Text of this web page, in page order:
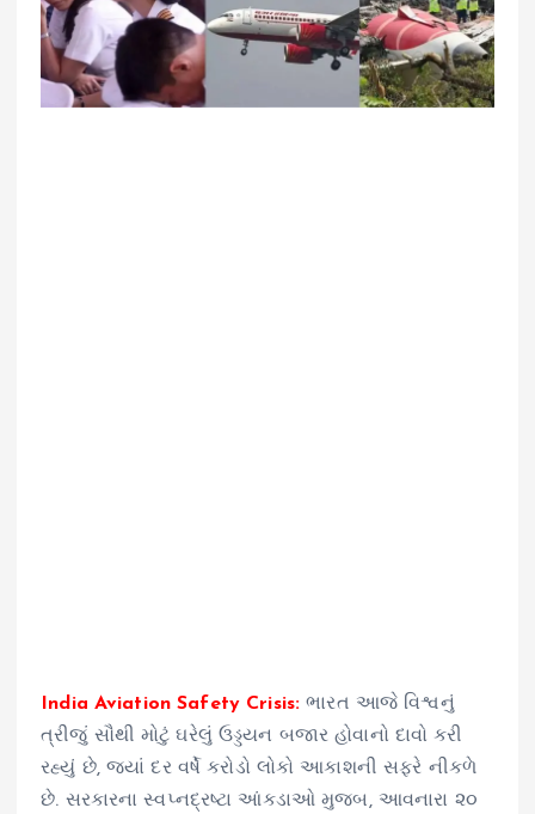
India Aviation Safety Crisis: ભારત આજે વિશ્વનું
ત્રીજું સૌથી મોટું ઘરેલું ઉડ્ડયન બજાર હોવાનો દાવો કરી
રહ્યું છે, જ્યાં દર વર્ષે કરોડો લોકો આકાશની સફરે નીકળે
છે. સરકારના સ્વપ્નદ્રષ્ટા આંકડાઓ મુજબ, આવનારા ૨૦